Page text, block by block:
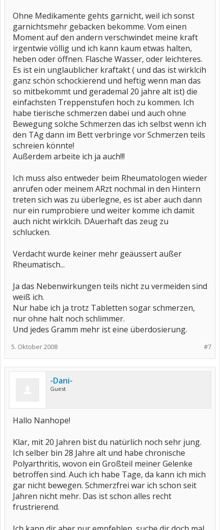
Ohne Medikamente gehts garnicht, weil ich sonst
garnichtsmehr gebacken bekomme. Vom einen
Moment auf den andern verschwindet meine kraft
irgentwie völlig und ich kann kaum etwas halten,
heben oder öffnen. Flasche Wasser, oder leichteres.
Es ist ein unglaublicher kraftakt ( und das ist wirklcih
ganz schön schockierend und heftig wenn man das
so mitbekommt und gerademal 20 jahre alt ist) die
einfachsten Treppenstufen hoch zu kommen. Ich
habe tierische schmerzen dabei und auch ohne
Bewegung solche Schmerzen das ich selbst wenn ich
den TAg dann im Bett verbringe vor Schmerzen teils
schreien könnte!
Außerdem arbeite ich ja auch!!!
Ich muss also entweder beim Rheumatologen wieder
anrufen oder meinem ARzt nochmal in den Hintern
treten sich was zu überlegne, es ist aber auch dann
nur ein rumprobiere und weiter komme ich damit
auch nicht wirklcih. DAuerhaft das zeug zu
schlucken.
Verdacht wurde keiner mehr geäussert außer
Rheumatisch...
Ja das Nebenwirkungen teils nicht zu vermeiden sind
weiß ich.
Nur habe ich ja trotz Tabletten sogar schmerzen,
nur ohne halt noch schlimmer.
Und jedes Gramm mehr ist eine überdosierung.
#7
5. Oktober 2008
-Dani-
Guest
Hallo Nanhope!
Klar, mit 20 Jahren bist du natürlich noch sehr jung.
Ich selber bin 28 Jahre alt und habe chronische
Polyarthritis, wovon ein Großteil meiner Gelenke
betroffen sind. Auch ich habe Tage, da kann ich mich
gar nicht bewegen. Schmerzfrei war ich schon seit
Jahren nicht mehr. Das ist schon alles recht
frustrierend.